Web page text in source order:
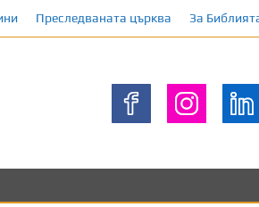
Преследваната църква За